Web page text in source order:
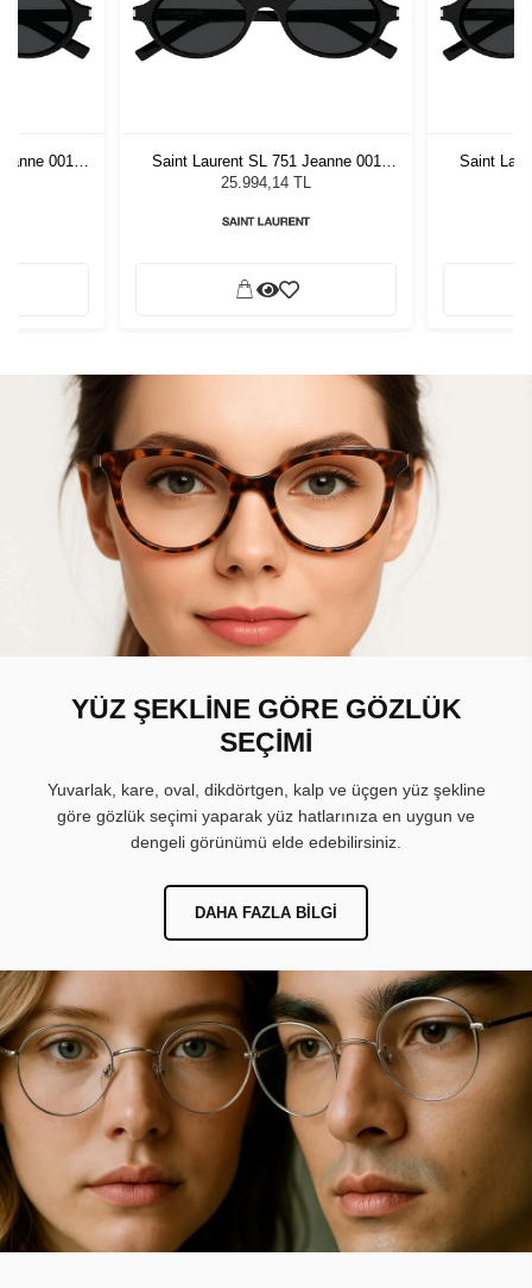
001
Saint Laurent SL 751 Jeanne 001
Kadın Güneş Gözlüğü
25.994,14 TL
Saint
YÜZ ŞEKLİNE GÖRE GÖZLÜK
SEÇİMİ
Yuvarlak, kare, oval, dikdörtgen, kalp ve üçgen yüz şekline
göre gözlük seçimi yaparak yüz hatlarınıza en uygun ve
dengeli görünümü elde edebilirsiniz.
DAHA FAZLA BILGI